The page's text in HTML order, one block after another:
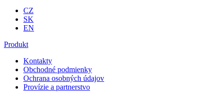
CZ
SK
EN
Produkt
Kontakty
Obchodné podmienky
Ochrana osobných údajov
Provízie a partnerstvo